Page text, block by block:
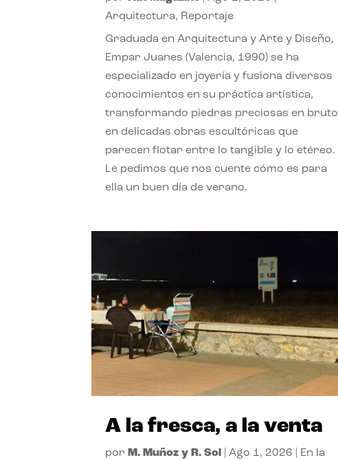
Arquitectura, Reportaje
Graduada en Arquitectura y Arte y Diseño,
Empar Juanes (Valencia, 1990) se ha
especializado en joyería y fusiona diversos
conocimientos en su práctica artística,
transformando piedras preciosas en bruto
en delicadas obras escultóricas que
parecen flotar entre lo tangible y lo etéreo.
Le pedimos que nos cuente cómo es para
ella un buen día de verano.
A la fresca, a la venta
por M. Muñoz y R. Sol |Ago 1, 2026 En la